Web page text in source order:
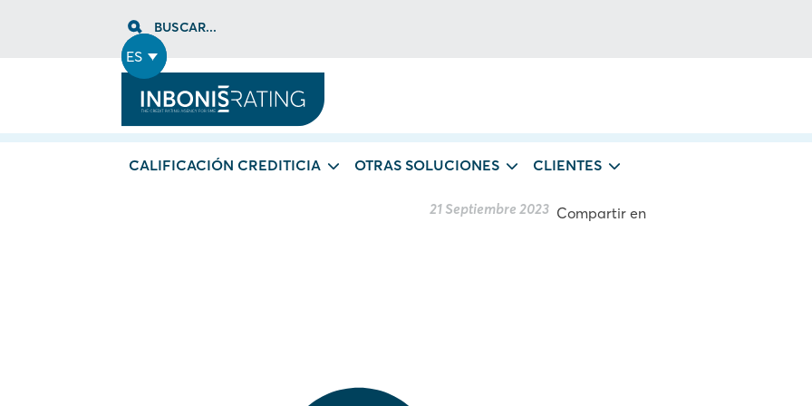
BUSCAR...
ES
CALIFICACIÓN CREDITICIA OTRAS SOLUCIONES CLIENTES
21 Septiembre 2023 Compartir en